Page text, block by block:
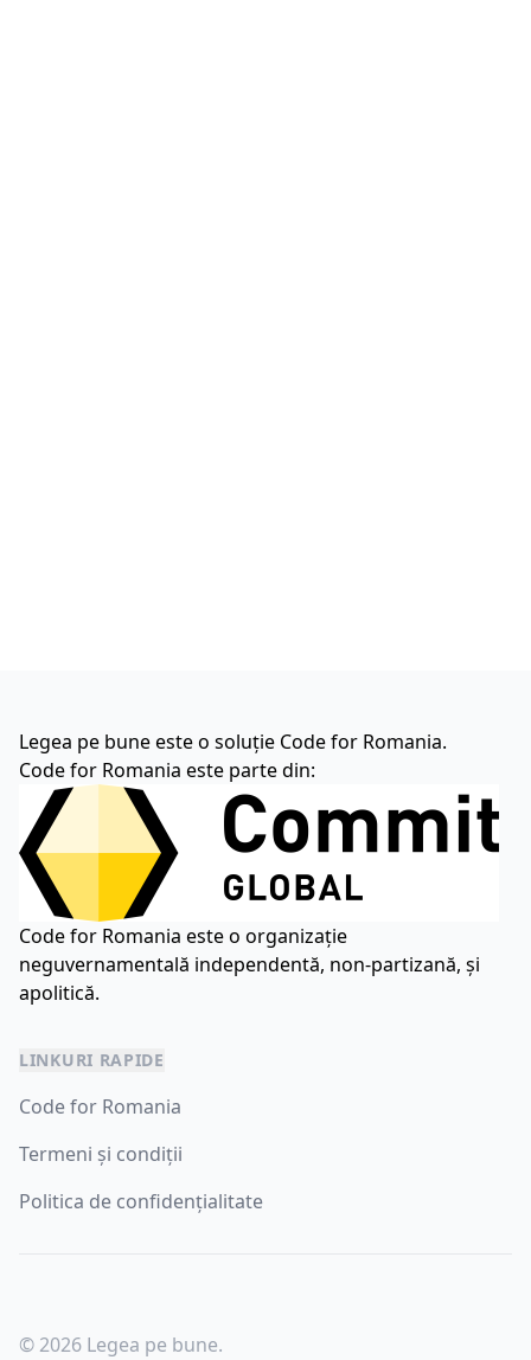
Legea pe bune este o soluție Code for Romania.
Code for Romania este parte din:
Code for Romania este o organizație
neguvernamentală independentă, non-partizană, și
apolitică.
LINKURI RAPIDE
Code for Romania
Termeni și condiții
Politica de confidențialitate
© 2026 Legea pe bune.